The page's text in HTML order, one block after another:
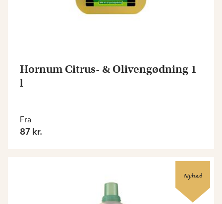
Hornum Citrus- & Olivengødning 1
l
Fra
87 kr.
Nyhed